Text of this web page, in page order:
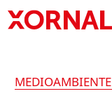
MEDIOAMBIENTE